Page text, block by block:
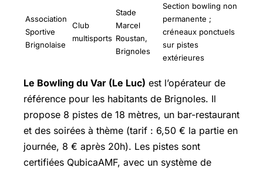
Association
Sportive
Brignolaise
Club
multisports
Stade
Marcel
Roustan,
Brignoles
Section bowling non
permanente ;
créneaux ponctuels
sur pistes
extérieures
Le Bowling du Var (Le Luc) est l’opérateur de
référence pour les habitants de Brignoles. Il
propose 8 pistes de 18 mètres, un bar-restaurant
et des soirées à thème (tarif : 6,50 € la partie en
journée, 8 € après 20h). Les pistes sont
certifiées QubicaAMF, avec un système de